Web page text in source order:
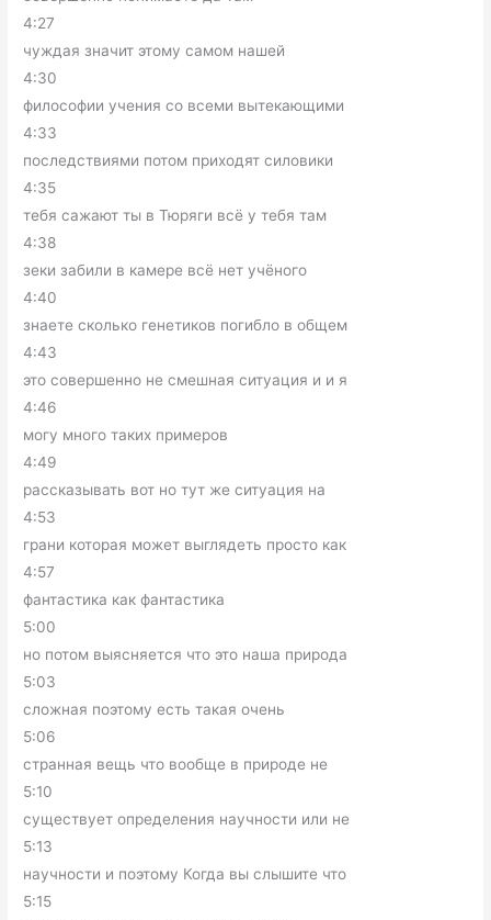
4:27
чуждая значит этому самом нашей
4:30
философии учения со всеми вытекающими
4:33
последствиями потом приходят силовики
4:35
тебя сажают ты в Тюряги всё у тебя там
4:38
зеки забили в камере всё нет учёного
4:40
знаете сколько генетиков погибло в общем
4:43
это совершенно не смешная ситуация и и я
4:46
могу много таких примеров
4:49
рассказывать вот но тут же ситуация на
4:53
грани которая может выглядеть просто как
4:57
фантастика как фантастика
5:00
но потом выясняется что это наша природа
5:03
сложная поэтому есть такая очень
5:06
странная вещь что вообще в природе не
5:10
существует определения научности или не
5:13
научности и поэтому Когда вы слышите что
5:15